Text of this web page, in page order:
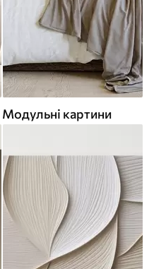
Модульні картини